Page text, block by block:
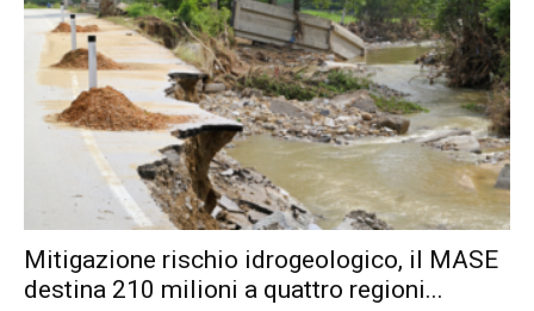
Mitigazione rischio idrogeologico, il MASE
destina 210 milioni a quattro regioni...